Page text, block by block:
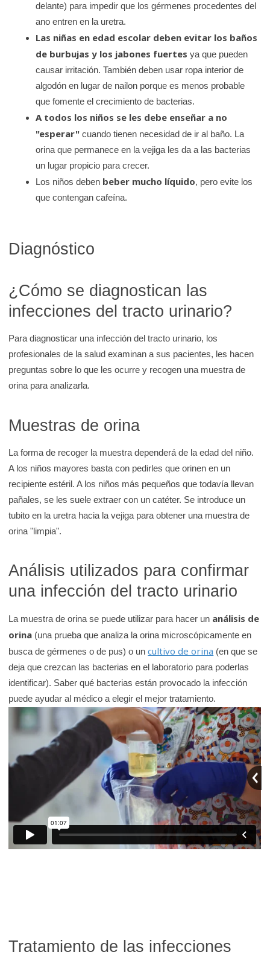
delante) para impedir que los gérmenes procedentes del
ano entren en la uretra.
Las niñas en edad escolar deben evitar los baños
de burbujas y los jabones fuertes ya que pueden
causar irritación. También deben usar ropa interior de
algodón en lugar de nailon porque es menos probable
que fomente el crecimiento de bacterias.
A todos los niños se les debe enseñar a no
"esperar" cuando tienen necesidad de ir al baño. La
orina que permanece en la vejiga les da a las bacterias
un lugar propicio para crecer.
Los niños deben beber mucho líquido, pero evite los
que contengan cafeína.
Diagnóstico
¿Cómo se diagnostican las
infecciones del tracto urinario?
Para diagnosticar una infección del tracto urinario, los
profesionales de la salud examinan a sus pacientes, les hacen
preguntas sobre lo que les ocurre y recogen una muestra de
orina para analizarla.
Muestras de orina
La forma de recoger la muestra dependerá de la edad del niño.
A los niños mayores basta con pedirles que orinen en un
recipiente estéril. A los niños más pequeños que todavía llevan
pañales, se les suele extraer con un catéter. Se introduce un
tubito en la uretra hacia la vejiga para obtener una muestra de
orina "limpia".
Análisis utilizados para confirmar
una infección del tracto urinario
La muestra de orina se puede utilizar para hacer un análisis de
orina (una prueba que analiza la orina microscópicamente en
busca de gérmenes o de pus) o uncultivo de orina (en que se
deja que crezcan las bacterias en el laboratorio para poderlas
identificar). Saber qué bacterias están provocado la infección
puede ayudar al médico a elegir el mejor tratamiento.
Tratamiento de las infecciones